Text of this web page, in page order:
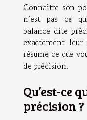
Connaitre son
n’est pas ce
balance dite
exactement
résume ce que
de précision.
Qu’est-ce
précision ?